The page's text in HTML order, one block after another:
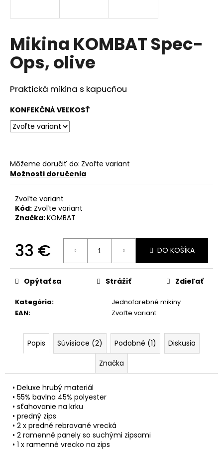
Mikina KOMBAT Spec-
Ops, olive
Praktická mikina s kapucňou
KONFEKČNÁ VEĽKOSŤ
Môžeme doručiť do: Zvoľte variant
Možnosti doručenia
Zvoľte variant
Kód: Zvoľte variant
Značka:KOMBAT
33 €
cena:
DO KOŠÍKA
Kategória:
Jednofarebné mikiny
EAN: Zvoľte variant
Opýtať sa Strážiť Zdieľať
Popis Súvisiace (2) Podobné (1)
Diskusia
Značka
• Deluxe hrubý materiál
• 55% bavlna 45% polyester
• sťahovanie na krku
• predný zips
• 2 x predné rebrované vrecká
• 2 ramenné panely so suchými zipsami
• 1 x ramenné vrecko na zips
s
ť
?
O
d
p
ú
a
m
e